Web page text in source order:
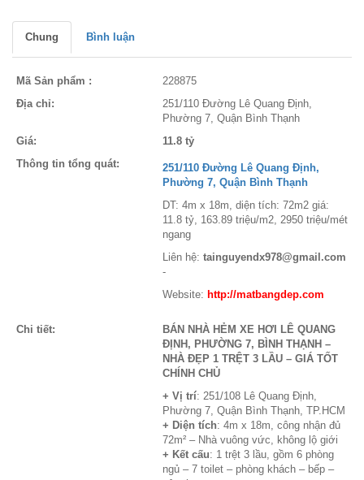
Chung Bình luận
Mã Sản phẩm :
228875
Địa chỉ:
251/110 Đường Lê Quang Định,
Phường 7, Quận Bình Thạnh
Giá:
11.8 tỷ
Thông tin tổng quát:
251/110 Đường Lê Quang Định,
Phường 7, Quận Bình Thạnh
DT: 4m x 18m, diện tích: 72m2 giá:
11.8 tỷ, 163.89 triệu/m2, 2950 triệu/mét
ngang
Liên hệ: tainguyendx978@gmail.com
-
Website: http://matbangdep.com
Chi tiết:
BÁN NHÀ HẺM XE HƠI LÊ QUANG
ĐỊNH, PHƯỜNG 7, BÌNH THẠNH –
NHÀ ĐẸP 1 TRỆT 3 LẦU – GIÁ TỐT
CHÍNH CHỦ
+ Vị trí: 251/108 Lê Quang Định,
Phường 7, Quận Bình Thạnh, TP.HCM​
+ Diện tích: 4m x 18m, công nhận đủ
72m² – Nhà vuông vức, không lộ giới
+ Kết cấu: 1 trệt 3 lầu, gồm 6 phòng
ngủ – 7 toilet – phòng khách – bếp –